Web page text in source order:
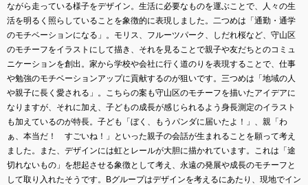
ながら走っている様子をデザイン。生活に必要なものを運ぶことで、人々の生
活を明るく照らしていることを象徴的に表現しました。二つめは「通勤・通学
のモチベーションになる」。モリス、フルーツパーク、しだれ桜など、守山区
のモチーフをイラストにして描き、それを見ることで親子や友だちとのコミュ
ニケーションを創出。家から学校や会社に行く道のりを表現することで、仕事
や勉強のモチベーションアップに貢献するのが狙いです。三つめは「地域の人
や親子に長く愛される」。こちらの案も守山区のモチーフを描いたアイデアに
なりますが、それに加え、子どもの成長が感じられるよう身長測定のイラスト
も加えているのが特長。子ども「ぼく、もうパンダに届いたよ！」、親「わ
ぁ、本当だ！ すごいね！」といった親子の会話が生まれることを願って考え
ました。また、デザインには虹とレールが大胆に描かれています。これは「途
切れないもの」を想起させる象徴として考え、永遠の発展や成長のモチーフと
して取り入れたそうです。Bグループはデザインを考えるにあたり、現地でイン